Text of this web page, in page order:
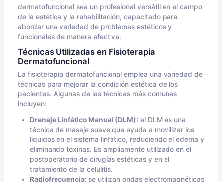
dermatofuncional sea un profesional versátil en el campo
de la estética y la rehabilitación, capacitado para
abordar una variedad de problemas estéticos y
funcionales de manera efectiva.
Técnicas Utilizadas en Fisioterapia
Dermatofuncional
La fisioterapia dermatofuncional emplea una variedad de
técnicas para mejorar la condición estética de los
pacientes. Algunas de las técnicas más comunes
incluyen:
Drenaje Linfático Manual (DLM): el DLM es una
técnica de masaje suave que ayuda a movilizar los
líquidos en el sistema linfático, reduciendo el edema y
eliminando toxinas. Es ampliamente utilizado en el
postoperatorio de cirugías estéticas y en el
tratamiento de la celulitis.
Radiofrecuencia: se utilizan ondas electromagnéticas